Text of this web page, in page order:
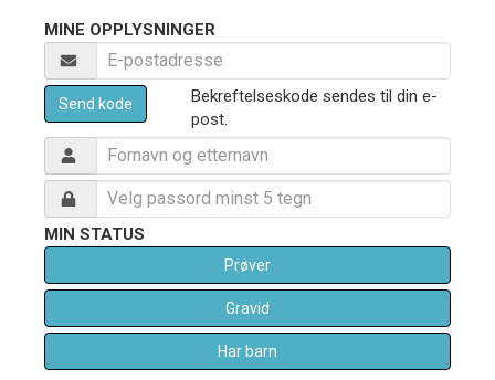
MINE OPPLYSNINGER
Send kode
Bekreftelseskode sendes til din e-
post.
MIN STATUS
Prøver
Gravid
Har barn